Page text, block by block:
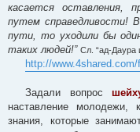
касается оставления,
путем справедливости!
пути, то уходили бы
таких людей!” Сл. “ад-Даура
http://
Задали вопрос
наставление молодежи,
знания, которые